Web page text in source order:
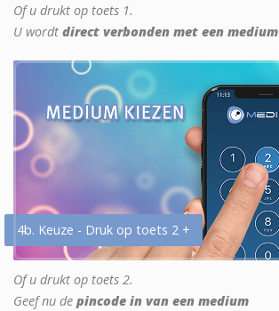
Of u drukt op toets 1.
U wordt direct verbonden met een medium
4b. Keuze - Druk op toets 2 +
Of u drukt op toets 2.
Geef nu de pincode in van een medium